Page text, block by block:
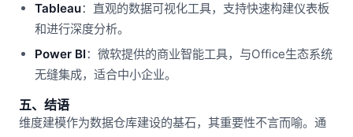
Tableau：直观的数据可视化工具，支持快速构建仪表板
和进行深度分析。
Power BI：微软提供的商业智能工具，与Office生态系统
无缝集成，适合中小企业。
五、结语
维度建模作为数据仓库建设的基石，其重要性不言而喻。通